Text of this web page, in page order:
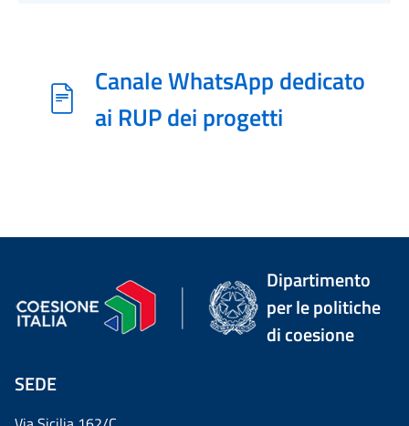
Canale WhatsApp dedicato
ai RUP dei progetti
Dipartimento
per le politiche
di coesione
SEDE